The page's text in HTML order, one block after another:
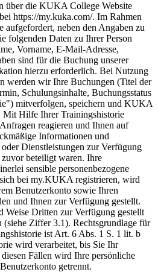
über die KUKA College Website
https://my.kuka.com/. Im Rahmen
aufgefordert, neben den Angaben zu
folgenden Daten zu Ihrer Person
Vorname, E-Mail-Adresse,
sind für die Buchung unserer
hierzu erforderlich. Bei Nutzung
werden wir Ihre Buchungen (Titel der
Schulungsinhalte, Buchungsstatus
mitverfolgen, speichern und KUKA
Mit Hilfe Ihrer Trainingshistorie
reagieren und Ihnen auf
Informationen und
Dienstleistungen zur Verfügung
beteiligt waren. Ihre
sensible personenbezogene
bei my.KUKA registrieren, wird
Benutzerkonto sowie Ihren
und Ihnen zur Verfügung gestellt.
Weise Dritten zur Verfügung gestellt
(siehe Ziffer 3.1). Rechtsgrundlage für
ist Art. 6 Abs. 1 S. 1 lit. b
wird verarbeitet, bis Sie Ihr
Fällen wird Ihre persönliche
getrennt.